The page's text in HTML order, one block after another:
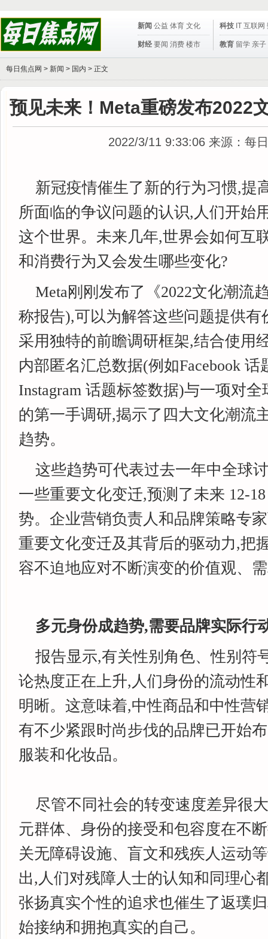
新闻 公益 体育 文化
财经 要闻 消费 楼市
科技 IT 互联网
教育 留学 亲子
每日焦点网 > 新闻 > 国内 > 正文
预见未来！Meta重磅发布2022
2022/3/11 9:33:06 来源：每
新冠疫情催生了新的行为习惯,提
所面临的争议问题的认识,人们开始
这个世界。未来几年,世界会如何互
和消费行为又会发生哪些变化?
Meta刚刚发布了《2022文化潮流
称报告),可以为解答这些问题提供有
采用独特的前瞻调研框架,结合使用
内部匿名汇总数据(例如Facebook 话
Instagram 话题标签数据)与一项对
的第一手调研,揭示了四大文化潮流
趋势。
这些趋势可代表过去一年中全球
一些重要文化变迁,预测了未来 12-
势。企业营销负责人和品牌策略专
重要文化变迁及其背后的驱动力,把
容不迫地应对不断演变的价值观、
多元身份成趋势,需要品牌实际行
报告显示,有关性别角色、性别符
论热度正在上升,人们身份的流动性
明晰。这意味着,中性商品和中性营
有不少紧跟时尚步伐的品牌已开始
服装和化妆品。
尽管不同社会的转变速度差异很
元群体、身份的接受和包容度在不
关无障碍设施、盲文和残疾人运动
出,人们对残障人士的认知和同理心
张扬真实个性的追求也催生了返璞
始接纳和拥抱真实的自己。